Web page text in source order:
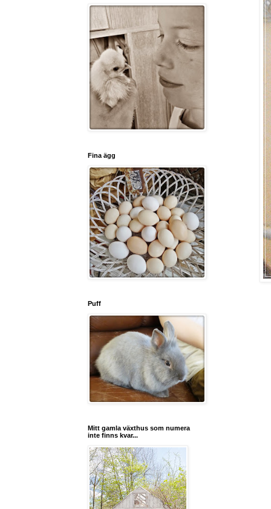
Fina ägg
Puff
Mitt gamla växthus som numera
inte finns kvar...